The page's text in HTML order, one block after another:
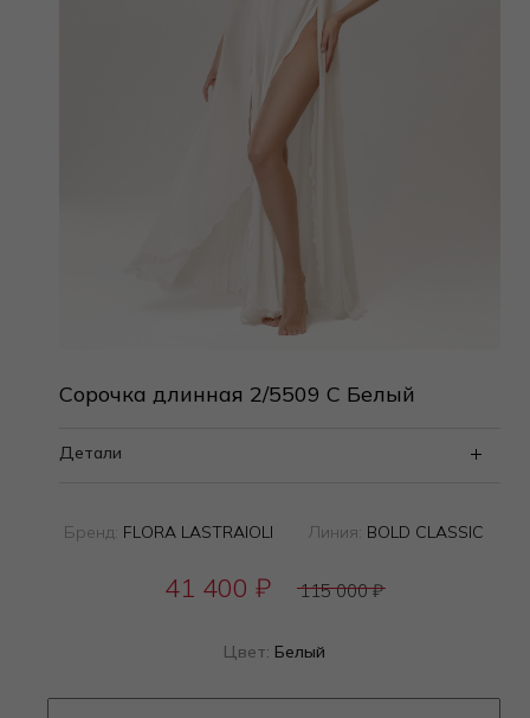
Сорочка длинная 2/5509 C Белый
Детали
Бренд: FLORA LASTRAIOLI Линия: BOLD CLASSIC
41 400 ₽ 115 000₽
Цвет: Белый